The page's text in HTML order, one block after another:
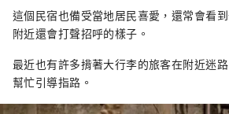
這個民宿也備受當地居民喜愛，還常會看
附近還會打聲招呼的樣子。
最近也有許多揹著大行李的旅客在附近迷
幫忙引導指路。